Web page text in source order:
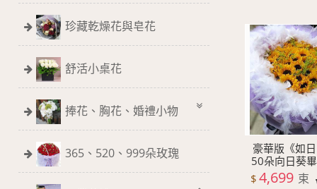
珍藏乾燥花與皂花
舒活小桌花
捧花、胸花、婚禮小物
365、520、999朵玫瑰
豪華版《如
50朵向日葵
$ 4,699 束